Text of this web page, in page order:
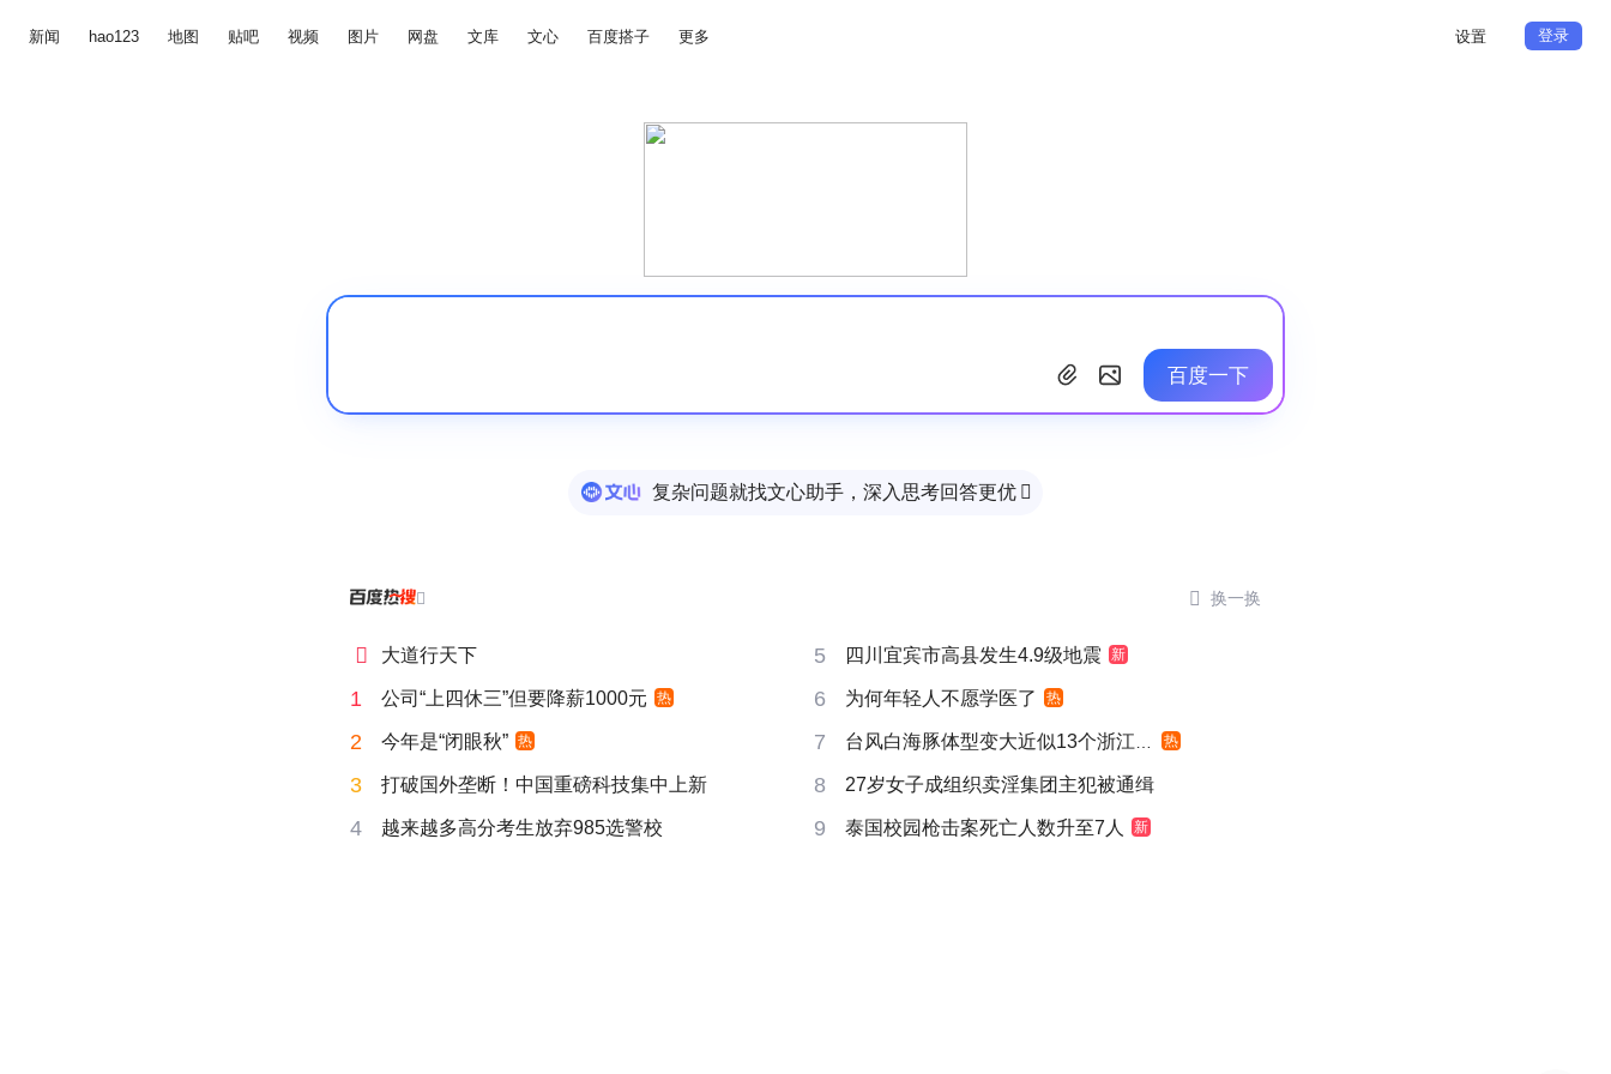
新闻 hao123 地图 贴吧 视频 图片 网盘 文库 文心 百度搭子 更多 设置 登录
百度一下
复杂问题就找文心助手，深入思考回答更优 
  换一换
 大道行天下 5 四川宜宾市高县发生4.9级地震 新
1 公司“上四休三”但要降薪1000元 热 6 为何年轻人不愿学医了 热
2 今年是“闭眼秋” 热 7 台风白海豚体型变大近似13个浙江面积 热
3 打破国外垄断！中国重磅科技集中上新 8 27岁女子成组织卖淫集团主犯被通缉
4 越来越多高分考生放弃985选警校 9 泰国校园枪击案死亡人数升至7人 新